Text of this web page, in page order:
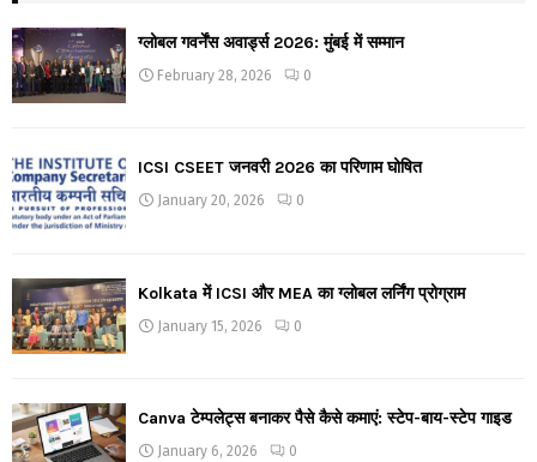
ग्लोबल गवर्नेंस अवार्ड्स 2026: मुंबई में सम्मान
February 28, 2026 0
ICSI CSEET जनवरी 2026 का परिणाम घोषित
January 20, 2026 0
Kolkata में ICSI और MEA का ग्लोबल लर्निंग प्रोग्राम
January 15, 2026 0
Canva टेम्पलेट्स बनाकर पैसे कैसे कमाएं: स्टेप-बाय-स्टेप गाइड
January 6, 2026 0